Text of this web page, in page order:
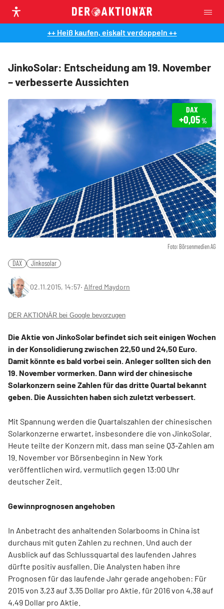
++ Heiß kaufen, eiskalt verdoppeln ++
JinkoSolar: Entscheidung am 19. November
– verbesserte Aussichten
Foto: Börsenmedien AG
DAX
+0,05%
DAX Jinkosolar
02.11.2015, 14:57‧ Alfred Maydorn
DER AKTIONÄR bei Google bevorzugen
Die Aktie von JinkoSolar befindet sich seit einigen Wochen
in der Konsolidierung zwischen 22,50 und 24,50 Euro.
Damit könnte es bald vorbei sein. Anleger sollten sich den
19. November vormerken. Dann wird der chinesische
Solarkonzern seine Zahlen für das dritte Quartal bekannt
geben. Die Aussichten haben sich zuletzt verbessert.
Mit Spannung werden die Quartalszahlen der chinesischen
Solarkonzerne erwartet, insbesondere die von JinkoSolar.
Heute teilte der Konzern mit, dass man seine Q3-Zahlen am
19. November vor Börsenbeginn in New York
veröffentlichen wird, vermutlich gegen 13:00 Uhr
deutscher Zeit.
Gewinnprognosen angehoben
In Anbetracht des anhaltenden Solarbooms in China ist
durchaus mit guten Zahlen zu rechnen. Und auch der
Ausblick auf das Schlussquartal des laufenden Jahres
dürfte positiv ausfallen. Die Analysten haben ihre
Prognosen für das laufende Jahr gerade angehoben: Für
2015 von 3,23 auf 3,35 Dollar pro Aktie, für 2016 von 4,38 auf
4,49 Dollar pro Aktie.